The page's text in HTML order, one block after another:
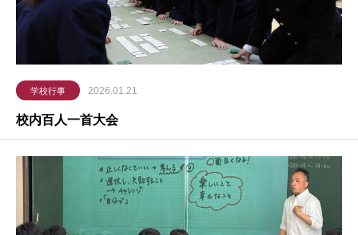
学校行事 2026.01.21
校内百人一首大会